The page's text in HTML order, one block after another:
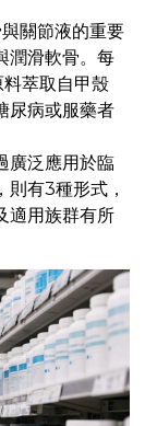
關節液的重要
潤滑軟骨。每
萃取自甲殼
尿病或服藥者
廣泛應用於臨
有3種形式，
適用族群有所